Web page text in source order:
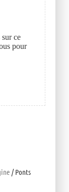
/ Ponts
ce
pour